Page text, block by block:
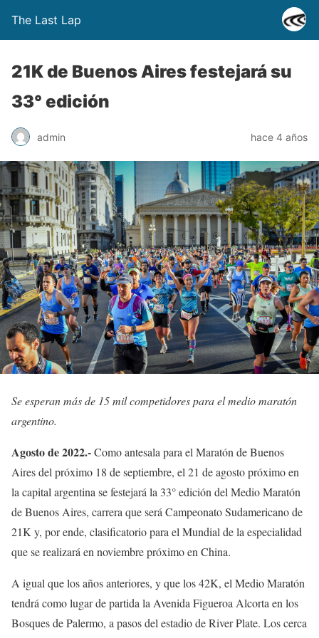
The Last Lap
21K de Buenos Aires festejará su
33° edición
admin hace 4 años
Se esperan más de 15 mil competidores para el medio maratón
argentino.
Agosto de 2022.-Como antesala para el Maratón de Buenos
Aires del próximo 18 de septiembre, el 21 de agosto próximo en
la capital argentina se festejará la 33° edición del Medio Maratón
de Buenos Aires, carrera que será Campeonato Sudamericano de
21K y, por ende, clasificatorio para el Mundial de la especialidad
que se realizará en noviembre próximo en China.
A igual que los años anteriores, y que los 42K, el Medio Maratón
tendrá como lugar de partida la Avenida Figueroa Alcorta en los
Bosques de Palermo, a pasos del estadio de River Plate. Los cerca